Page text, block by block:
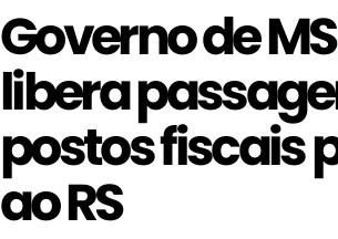
Governo de
libera
postos fiscais
ao RS